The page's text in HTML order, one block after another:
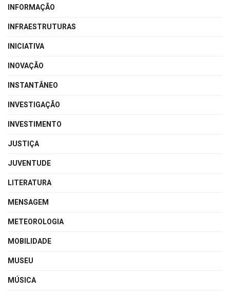
INFORMAÇÃO
INFRAESTRUTURAS
INICIATIVA
INOVAÇÃO
INSTANTÂNEO
INVESTIGAÇÃO
INVESTIMENTO
JUSTIÇA
JUVENTUDE
LITERATURA
MENSAGEM
METEOROLOGIA
MOBILIDADE
MUSEU
MÚSICA